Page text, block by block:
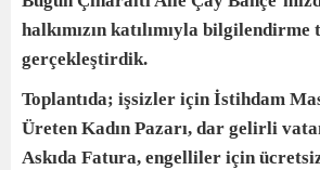
halkımızın katılımıyla bilgilendirme
gerçekleştirdik.
Toplantıda; işsizler için İstihdam
Üreten Kadın Pazarı, dar gelirli
Askıda Fatura, engelliler için